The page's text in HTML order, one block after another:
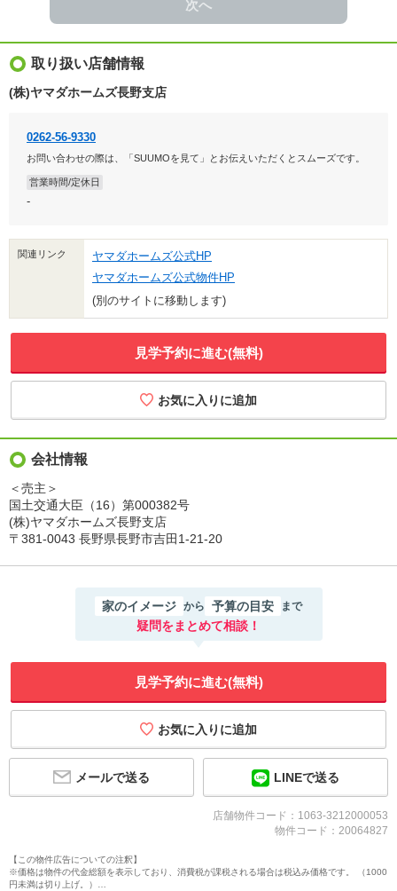
次へ
取り扱い店舗情報
(株)ヤマダホームズ長野支店
0262-56-9330
お問い合わせの際は、「SUUMOを見て」とお伝えいただくとスムーズです。
営業時間/定休日
-
関連リンク
ヤマダホームズ公式HP
ヤマダホームズ公式物件HP
(別のサイトに移動します)
見学予約に進む(無料)
会社情報
＜売主＞
国土交通大臣（16）第000382号
(株)ヤマダホームズ長野支店
〒381-0043 長野県長野市吉田1-21-20
家のイメージ から 予算の目安 まで
疑問をまとめて相談！
見学予約に進む(無料)
メールで送る LINEで送る
店舗物件コード：1063-3212000053
物件コード：20064827
【この物件広告についての注釈】
※価格は物件の代金総額を表示しており、消費税が課税される場合は税込み価格です。 （1000
円未満は切り上げ。）